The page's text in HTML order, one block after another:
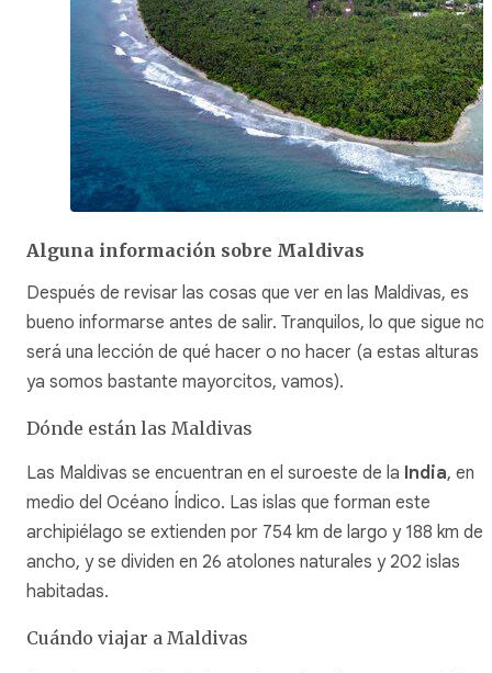
Alguna información sobre Maldivas
Después de revisar las cosas que ver en las Maldivas, es
bueno informarse antes de salir. Tranquilos, lo que sigue no
será una lección de qué hacer o no hacer (a estas alturas
ya somos bastante mayorcitos, vamos).
Dónde están las Maldivas
Las Maldivas se encuentran en el suroeste de la India, en
medio del Océano Índico. Las islas que forman este
archipiélago se extienden por 754 km de largo y 188 km de
ancho, y se dividen en 26 atolones naturales y 202 islas
habitadas.
Cuándo viajar a Maldivas